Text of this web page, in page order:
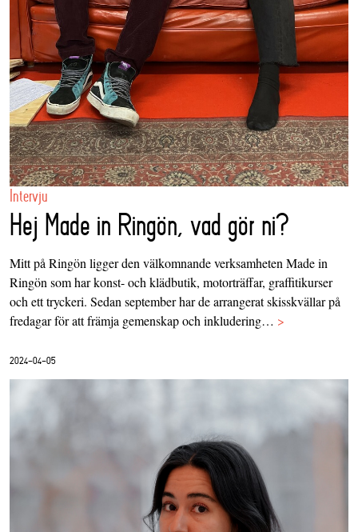
Intervju
Hej Made in Ringön, vad gör ni?
Mitt på Ringön ligger den välkomnande verksamheten Made in
Ringön som har konst- och klädbutik, motorträffar, graffitikurser
och ett tryckeri. Sedan september har de arrangerat skisskvällar på
fredagar för att främja gemenskap och inkludering… >
2024-04-05